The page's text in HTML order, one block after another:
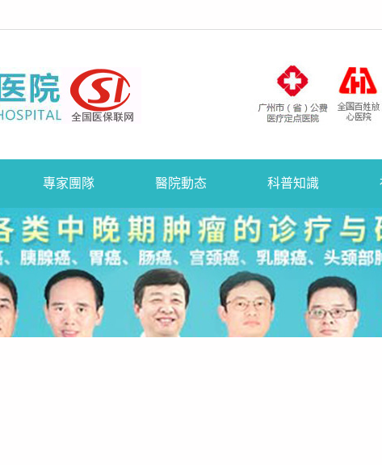
專家團隊 醫院動态 科普知識